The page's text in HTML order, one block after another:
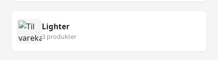
Lighter
3 produkter